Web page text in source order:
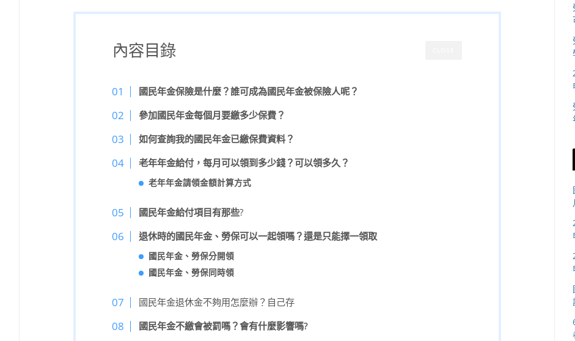
內容目錄
國民年金保險是什麼？誰可成為國民年金被保險人呢？
參加國民年金每個月要繳多少保費？
如何查詢我的國民年金已繳保費資料？
老年年金給付，每月可以領到多少錢？可以領多久？
老年年金請領金額計算方式
國民年金給付項目有那些?
退休時的國民年金、勞保可以一起領嗎？還是只能擇一領取
國民年金、勞保分開領
國民年金、勞保同時領
國民年金退休金不夠用怎麼辦？自己存
國民年金不繳會被罰嗎？會有什麼影響嗎?